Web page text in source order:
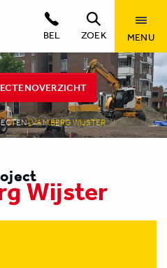
BEL ZOEK MENU
|VAM BERG WIJSTER
Wijster